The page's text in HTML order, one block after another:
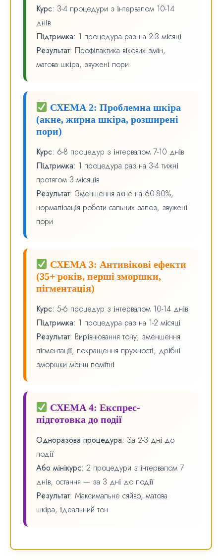
Курс: 3-4 процедури з інтервалом 10-14
днів
Підтримка: 1 процедура раз на 2-3 місяці
Результат: Профілактика вікових змін,
матова шкіра, звужені пори
СХЕМА 2: Проблемна шкіра
(акне, жирна шкіра, розширені
пори)
Курс: 6-8 процедур з інтервалом 7-10 днів
Підтримка: 1 процедура раз на 3-4 тижні
протягом 3 місяців
Результат: Зменшення акне на 60-80%,
нормалізація роботи сальних залоз, звужені
пори
СХЕМА 3: Антивікові ефекти
(35+ років, перші зморшки,
пігментація)
Курс: 5-6 процедур з інтервалом 10-14 днів
Підтримка: 1 процедура раз на 1-2 місяці
Результат: Вирівнювання тону, зменшення
пігментації, покращення пружності, дрібні
зморшки менш помітні
СХЕМА 4: Експрес-
підготовка до події
Одноразова процедура: За 2-3 дні до
події
Або мінікурс: 2 процедури з інтервалом 7
днів, остання — за 3 дні до події
Результат: Максимальне сяйво, матова
шкіра, ідеальний тон